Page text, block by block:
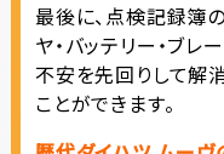
最後に、点検記録簿
ヤ・バッテリー・ブレ
不安を先回りして解
ことができます。